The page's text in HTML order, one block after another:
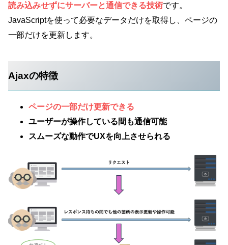
読み込みせずにサーバーと通信できる技術です。
JavaScriptを使って必要なデータだけを取得し、ページの
一部だけを更新します。
Ajaxの特徴
ページの一部だけ更新できる
ユーザーが操作している間も通信可能
スムーズな動作でUXを向上させられる